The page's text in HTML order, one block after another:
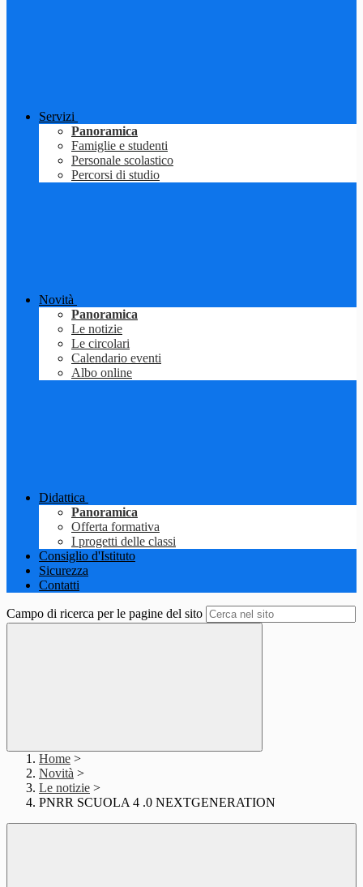
Servizi
Panoramica
Famiglie e studenti
Personale scolastico
Percorsi di studio
Novità
Panoramica
Le notizie
Le circolari
Calendario eventi
Albo online
Didattica
Panoramica
Offerta formativa
I progetti delle classi
Consiglio d'Istituto
Sicurezza
Contatti
Campo di ricerca per le pagine del sito
Home >
Novità >
Le notizie >
PNRR SCUOLA 4 .0 NEXTGENERATION